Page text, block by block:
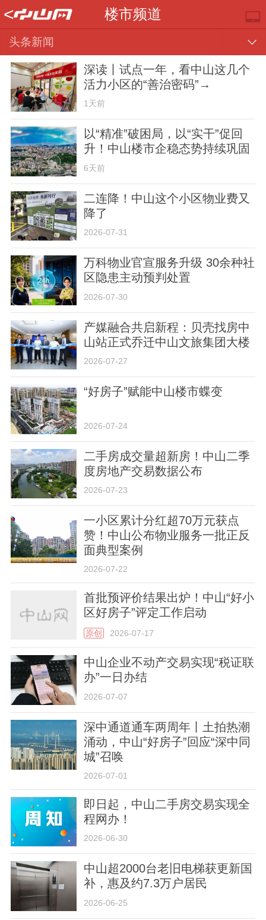
< 楼市频道
头条新闻
推荐 部门
楼市
关于我们 版权声明
深读丨试点一年，看中山这几个
活力小区的“善治密码”→
1天前
以“精准”破困局，以“实干”促回
升！中山楼市企稳态势持续巩固
6天前
二连降！中山这个小区物业费又
降了
2026-07-31
万科物业官宣服务升级 30余种社
区隐患主动预判处置
2026-07-30
产媒融合共启新程：贝壳找房中
山站正式乔迁中山文旅集团大楼
2026-07-27
“好房子”赋能中山楼市蝶变
2026-07-24
二手房成交量超新房！中山二季
度房地产交易数据公布
2026-07-23
一小区累计分红超70万元获点
赞！中山公布物业服务一批正反
面典型案例
2026-07-22
首批预评价结果出炉！中山“好小
区好房子”评定工作启动
原创 2026-07-17
中山企业不动产交易实现“税证联
办”一日办结
2026-07-07
深中通道通车两周年丨土拍热潮
涌动，中山“好房子”回应“深中同
城”召唤
2026-07-01
即日起，中山二手房交易实现全
程网办！
2026-06-30
中山超2000台老旧电梯获更新国
补，惠及约7.3万户居民
2026-06-25